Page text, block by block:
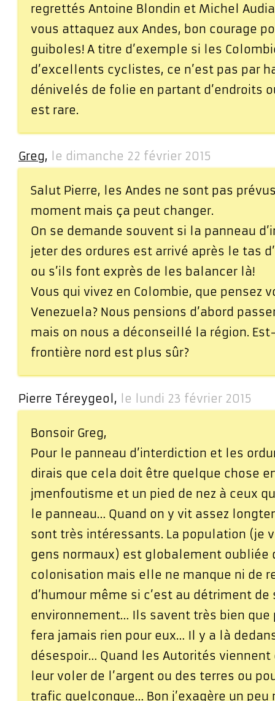
regrettés Antoine Blondin et Michel
vous attaquez aux Andes, bon courage
guiboles! A titre d’exemple si les
d’excellents cyclistes, ce n’est pas par
dénivelés de folie en partant d’endroits
est rare.
Greg, le dimanche 22 février 2015
Salut Pierre, les Andes ne sont pas
moment mais ça peut changer.
On se demande souvent si la panneau
jeter des ordures est arrivé après le tas
ou s’ils font exprès de les balancer là!
Vous qui vivez en Colombie, que pensez
Venezuela? Nous pensions d’abord
mais on nous a déconseillé la région.
frontière nord est plus sûr?
Pierre Téreygeol, le lundi 23 février 2015
Bonsoir Greg,
Pour le panneau d’interdiction et les
dirais que cela doit être quelque chose
jmenfoutisme et un pied de nez à ceux
le panneau… Quand on y vit assez
sont très intéressants. La population (je
gens normaux) est globalement oubliée
colonisation mais elle ne manque ni de
d’humour même si c’est au détriment de
environnement… Ils savent très bien que
fera jamais rien pour eux… Il y a là
désespoir… Quand les Autorités viennent
leur voler de l’argent ou des terres ou
trafic quelconque… Bon j’exagère un peu